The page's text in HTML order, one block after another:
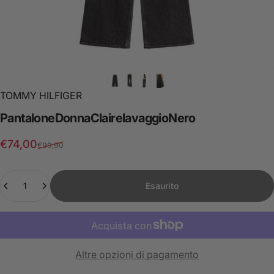
TOMMY HILFIGER
PantaloneDonnaClairelavaggioNero
Prezzo scontato
€74,00
Prezzo di listino
€99,90
Esaurito
Altre opzioni di pagamento